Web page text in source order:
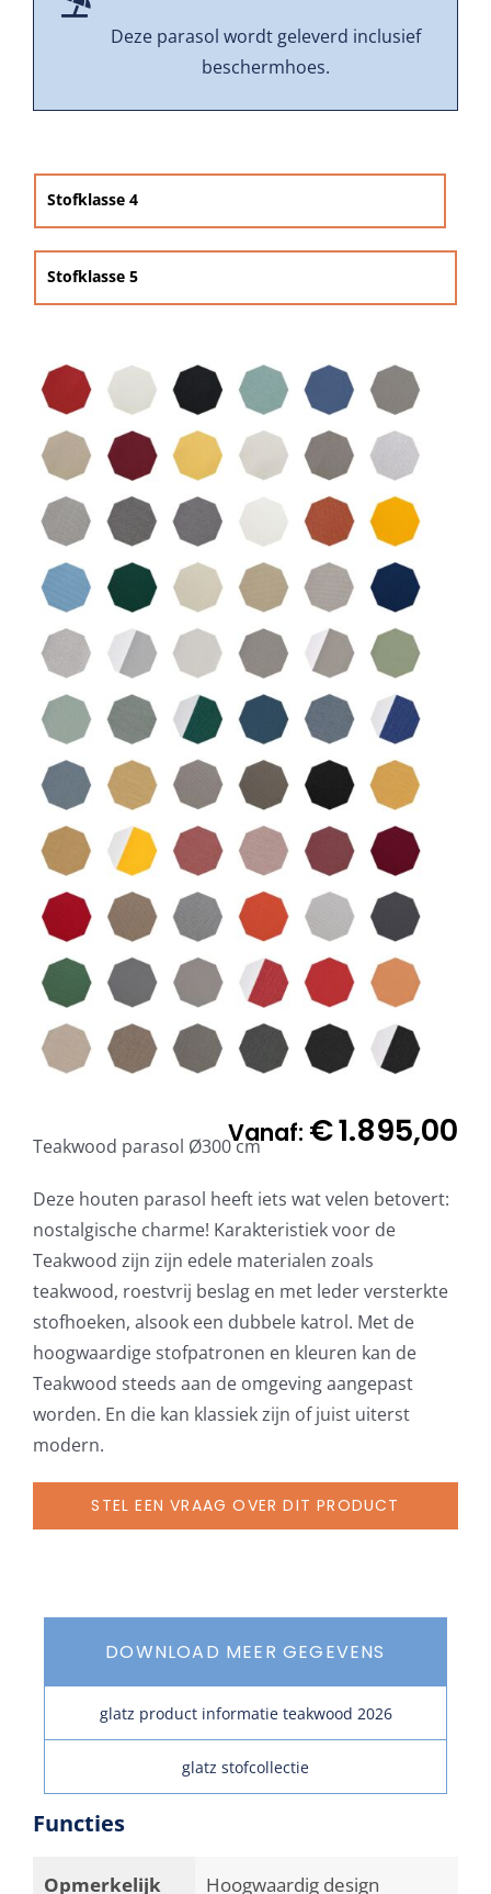
Verlichting
Glatz stofstalen collectie Sampleboeken
Umbrosa en Paraflex parasoldoeken
Onze merken
Deze parasol wordt geleverd inclusief
beschermhoes.
Stofklasse 4
Stofklasse 5
Vanaf: €1.895,00
Teakwood parasol Ø300 cm
Deze houten parasol heeft iets wat velen betovert:
nostalgische charme! Karakteristiek voor de
Teakwood zijn zijn edele materialen zoals
teakwood, roestvrij beslag en met leder versterkte
stofhoeken, alsook een dubbele katrol. Met de
hoogwaardige stofpatronen en kleuren kan de
Teakwood steeds aan de omgeving aangepast
worden. En die kan klassiek zijn of juist uiterst
modern.
STEL EEN VRAAG OVER DIT PRODUCT
DOWNLOAD MEER GEGEVENS
glatz product informatie teakwood 2026
glatz stofcollectie
Functies
Opmerkelijk Hoogwaardig design